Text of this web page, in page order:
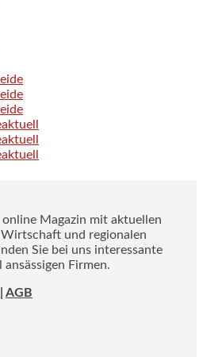
Magazin mit aktuellen
und regionalen
Sie bei uns interessante
Firmen.
AGB